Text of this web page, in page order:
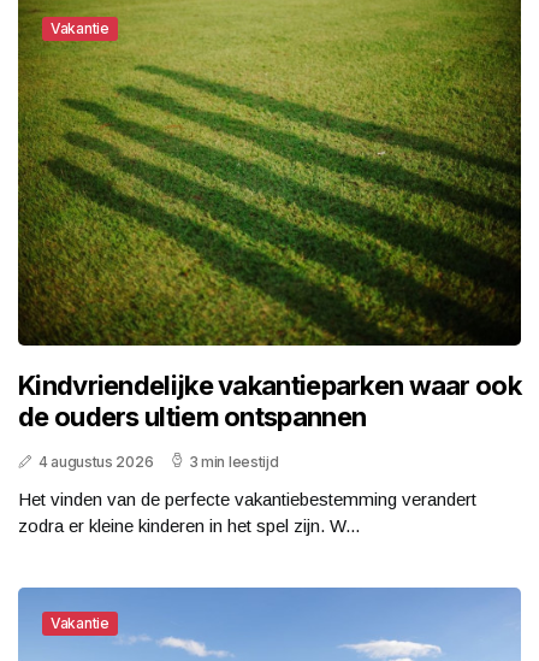
Vakantie
Kindvriendelijke vakantieparken waar ook
de ouders ultiem ontspannen
4 augustus 2026 3 min leestijd
Het vinden van de perfecte vakantiebestemming verandert
zodra er kleine kinderen in het spel zijn. W...
Vakantie